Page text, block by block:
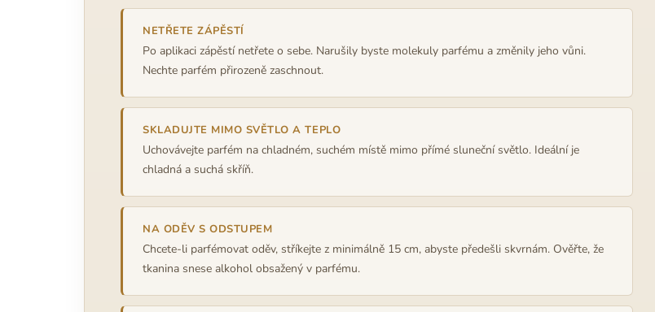
NETŘETE ZÁPĚSTÍ
Po aplikaci zápěstí netřete o sebe. Narušily byste molekuly parfému a změnily jeho vůni.
Nechte parfém přirozeně zaschnout.
SKLADUJTE MIMO SVĚTLO A TEPLO
Uchovávejte parfém na chladném, suchém místě mimo přímé sluneční světlo. Ideální je
chladná a suchá skříň.
NA ODĚV S ODSTUPEM
Chcete-li parfémovat oděv, stříkejte z minimálně 15 cm, abyste předešli skvrnám. Ověřte, že
tkanina snese alkohol obsažený v parfému.